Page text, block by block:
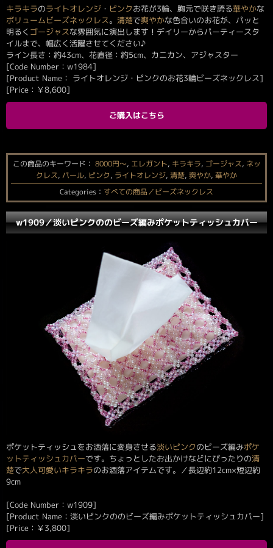
キラキラのライトオレンジ ・ ピンクお花が3輪、胸元で咲き誇る華やかな
ボリュームビーズネックレス。 清楚で爽やかな色合いのお花が、パッと
明るく ゴージャスな雰囲気に演出します！デイリーからパーティースタ
イルまで、幅広く活躍させてください♪
ライン長さ：約43cm、花直径：約5cm、カニカン、アジャスター
[Code Number：w1984]
[Product Name： ライトオレンジ・ピンクのお花3輪ビーズネックレス]
[Price： ￥8,600]
ご購入はこちら
この商品のキーワード： 8000円〜, エレガント, キラキラ, ゴージャス, ネッ
クレス, パール, ピンク, ライトオレンジ, 清楚, 爽やか, 華やか
Categories： すべての商品／ビーズネックレス
w1909／淡いピンクののビーズ編みポケットティッシュカバー
ポケットティッシュをお洒落に変身させる淡いピンクのビーズ編みポケ
ットティッシュカバーです。ちょっとしたお出かけなどにぴったりの清
楚で大人可愛いキラキラのお洒落アイテムです。／長辺約12cm×短辺約
9cm
[Code Number：w1909]
[Product Name：淡いピンクののビーズ編みポケットティッシュカバー]
[Price： ￥3,800]